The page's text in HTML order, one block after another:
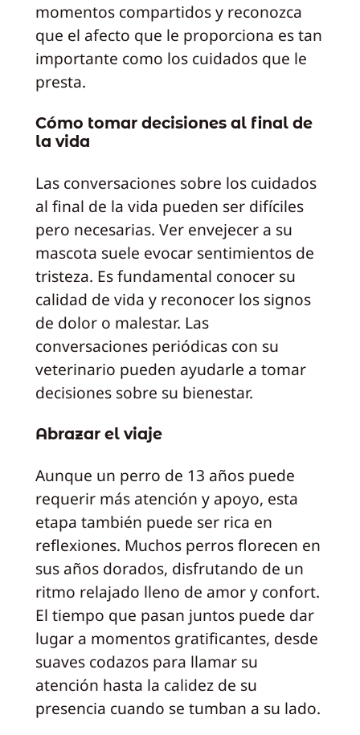
momentos compartidos y reconozca
que el afecto que le proporciona es tan
importante como los cuidados que le
presta.
Cómo tomar decisiones al final de
la vida
Las conversaciones sobre los cuidados
al final de la vida pueden ser difíciles
pero necesarias. Ver envejecer a su
mascota suele evocar sentimientos de
tristeza. Es fundamental conocer su
calidad de vida y reconocer los signos
de dolor o malestar. Las
conversaciones periódicas con su
veterinario pueden ayudarle a tomar
decisiones sobre su bienestar.
Abrazar el viaje
Aunque un perro de 13 años puede
requerir más atención y apoyo, esta
etapa también puede ser rica en
reflexiones. Muchos perros florecen en
sus años dorados, disfrutando de un
ritmo relajado lleno de amor y confort.
El tiempo que pasan juntos puede dar
lugar a momentos gratificantes, desde
suaves codazos para llamar su
atención hasta la calidez de su
presencia cuando se tumban a su lado.